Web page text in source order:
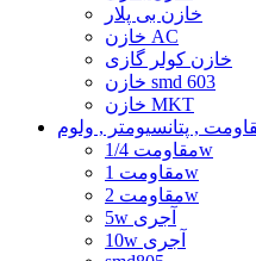
خازن بی پلار
خازن AC
خازن کولر گازی
خازن smd 603
خازن MKT
مقاومت 1/4w
مقاومت 1w
مقاومت 2w
5w آجری
10w آجری